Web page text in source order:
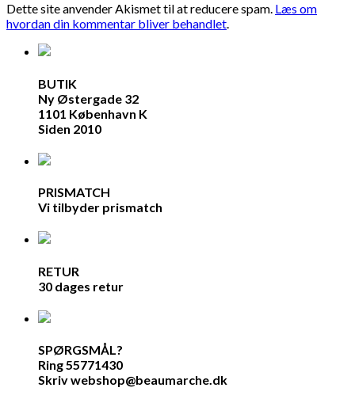
Dette site anvender Akismet til at reducere spam. Læs om
hvordan din kommentar bliver behandlet.
BUTIK
Ny Østergade 32
1101 København K
Siden 2010
PRISMATCH
Vi tilbyder prismatch
RETUR
30 dages retur
SPØRGSMÅL?
Ring 55771430
Skriv webshop@beaumarche.dk